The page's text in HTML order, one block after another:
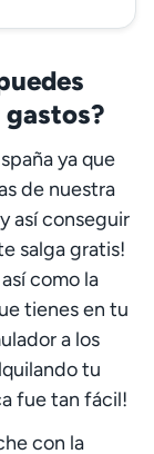
ya que
de nuestra
así conseguir
salga gratis!
como la
tienes en tu
a los
tu
fue tan fácil!
con la